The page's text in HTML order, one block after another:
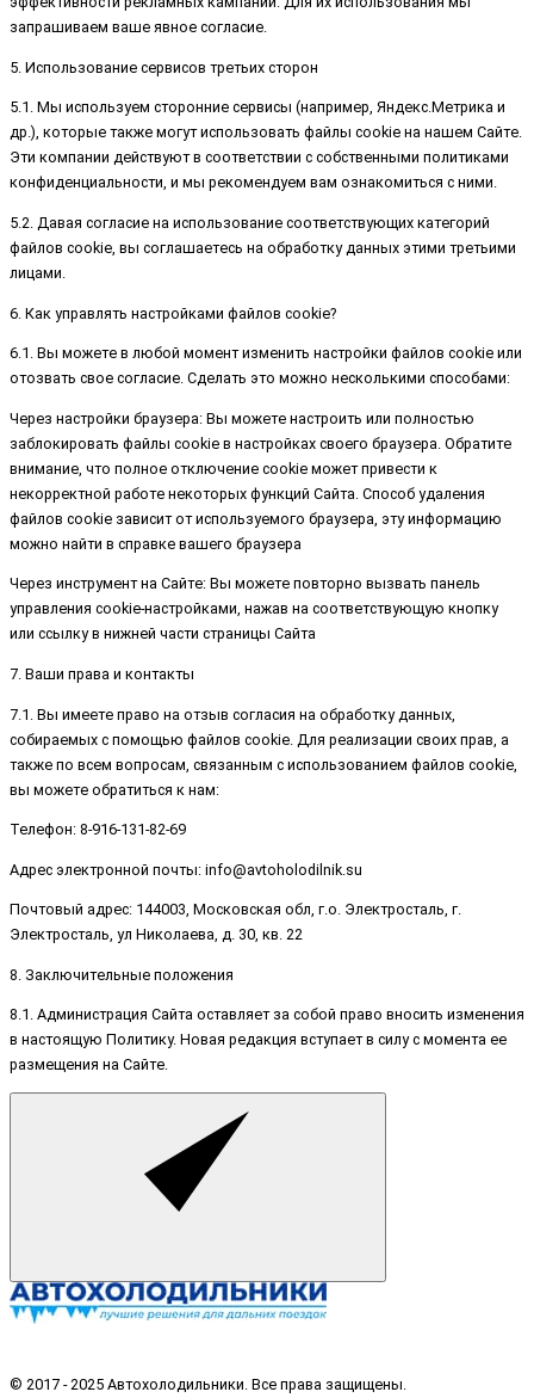
запрашиваем ваше явное согласие.
5. Использование сервисов третьих сторон
5.1. Мы используем сторонние сервисы (например, Яндекс.Метрика и
др.), которые также могут использовать файлы cookie на нашем Сайте.
Эти компании действуют в соответствии с собственными политиками
конфиденциальности, и мы рекомендуем вам ознакомиться с ними.
5.2. Давая согласие на использование соответствующих категорий
файлов cookie, вы соглашаетесь на обработку данных этими третьими
лицами.
6. Как управлять настройками файлов cookie?
6.1. Вы можете в любой момент изменить настройки файлов cookie или
отозвать свое согласие. Сделать это можно несколькими способами:
Через настройки браузера: Вы можете настроить или полностью
заблокировать файлы cookie в настройках своего браузера. Обратите
внимание, что полное отключение cookie может привести к
некорректной работе некоторых функций Сайта. Способ удаления
файлов cookie зависит от используемого браузера, эту информацию
можно найти в справке вашего браузера
Через инструмент на Сайте: Вы можете повторно вызвать панель
управления cookie-настройками, нажав на соответствующую кнопку
или ссылку в нижней части страницы Сайта
7. Ваши права и контакты
7.1. Вы имеете право на отзыв согласия на обработку данных,
собираемых с помощью файлов cookie. Для реализации своих прав, а
также по всем вопросам, связанным с использованием файлов cookie,
вы можете обратиться к нам:
Телефон: 8-916-131-82-69
Адрес электронной почты: info@avtoholodilnik.su
Почтовый адрес: 144003, Московская обл, г.о. Электросталь, г.
Электросталь, ул Николаева, д. 30, кв. 22
8. Заключительные положения
8.1. Администрация Сайта оставляет за собой право вносить изменения
в настоящую Политику. Новая редакция вступает в силу с момента ее
размещения на Сайте.
© 2017 - 2025 Автохолодильники. Все права защищены.